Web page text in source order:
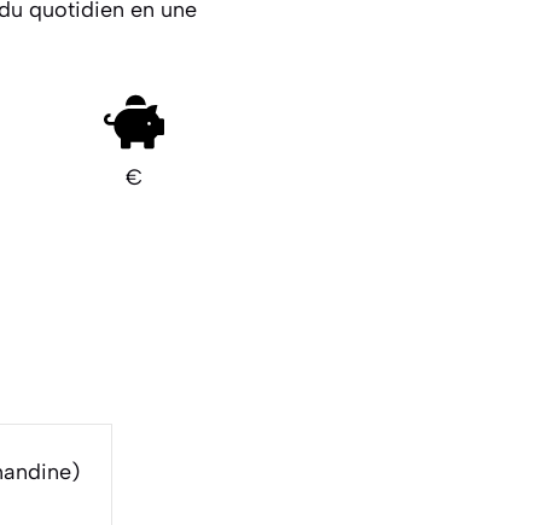
quotidien en une
€